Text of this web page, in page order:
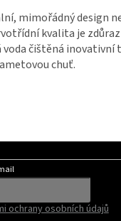
mimořádný design
kvalita je
čištěná inovativní
chuť.
ochrany osobních údajů